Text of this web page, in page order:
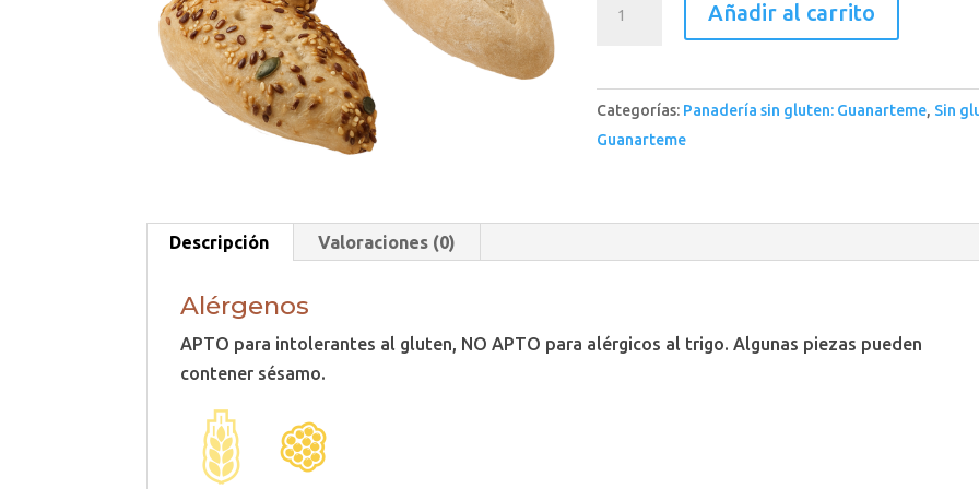
cantidad
Añadir al carrito
Categorías: Panadería sin gluten: Guanarteme, Sin
Guanarteme
Descripción Valoraciones (0)
Alérgenos
APTO para intolerantes al gluten, NO APTO para alérgicos al trigo. Algunas piezas pueden
contener sésamo.